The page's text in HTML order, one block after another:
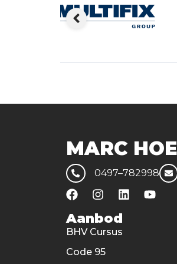
MARC
0497–782998
Aanbod
BHV Cursus
Code 95